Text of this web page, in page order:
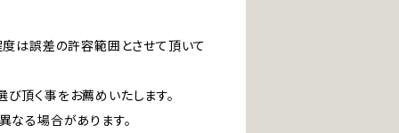
度は誤差の許容範囲とさせて頂いて
頂く事をお薦めいたします。
なる場合があります。